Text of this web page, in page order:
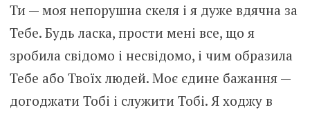
Ти — моя непорушна скеля і я дуже вдячна за
Тебе. Будь ласка, прости мені все, що я
зробила свідомо і несвідомо, і чим образила
Тебе або Твоїх людей. Моє єдине бажання —
догоджати Тобі і служити Тобі. Я ходжу в